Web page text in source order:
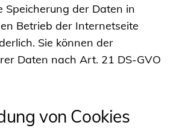
Speicherung der Daten in
Betrieb der Internetseite
Sie können der
Daten nach Art. 21 DS-GVO
von Cookies